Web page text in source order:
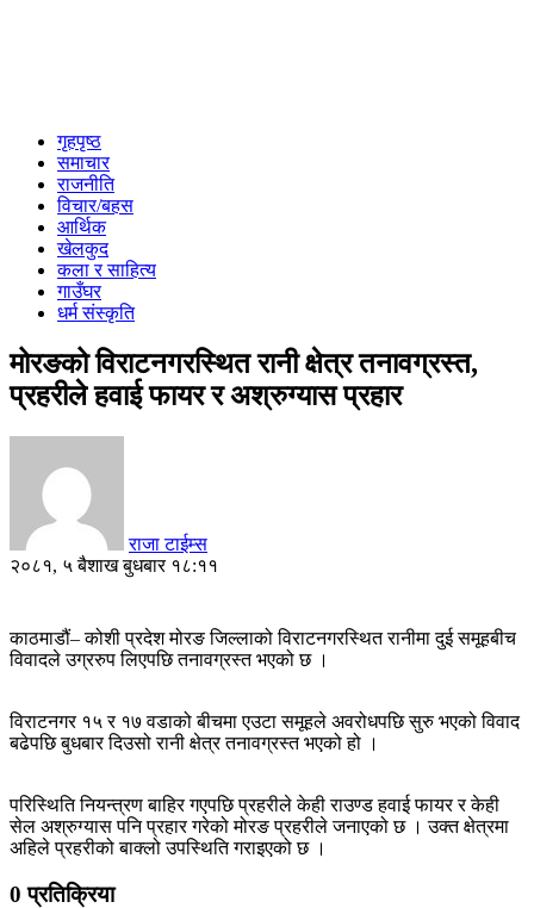
गृहपृष्ठ
समाचार
राजनीति
विचार/बहस
आर्थिक
खेलकुद
कला र साहित्य
गाउँघर
धर्म संस्कृति
मोरङको विराटनगरस्थित रानी क्षेत्र तनावग्रस्त,
प्रहरीले हवाई फायर र अश्रुग्यास प्रहार
राजा टाईम्स
२०८१, ५ बैशाख बुधबार १८:११
काठमाडौं– कोशी प्रदेश मोरङ जिल्लाको विराटनगरस्थित रानीमा दुई समूहबीच
विवादले उग्ररुप लिएपछि तनावग्रस्त भएको छ ।
विराटनगर १५ र १७ वडाको बीचमा एउटा समूहले अवरोधपछि सुरु भएको विवाद
बढेपछि बुधबार दिउसो रानी क्षेत्र तनावग्रस्त भएको हो ।
परिस्थिति नियन्त्रण बाहिर गएपछि प्रहरीले केही राउण्ड हवाई फायर र केही
सेल अश्रुग्यास पनि प्रहार गरेको मोरङ प्रहरीले जनाएको छ । उक्त क्षेत्रमा
अहिले प्रहरीको बाक्लो उपस्थिति गराइएको छ ।
0 प्रतिक्रिया